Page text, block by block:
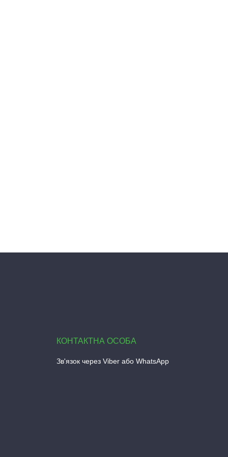
Зв'язок через Viber або WhatsApp